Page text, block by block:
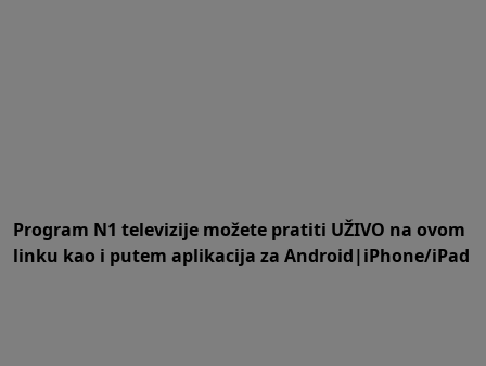
Program N1 televizije možete pratiti UŽIVO na ovom
linku kao i putem aplikacija za Android|iPhone/iPad